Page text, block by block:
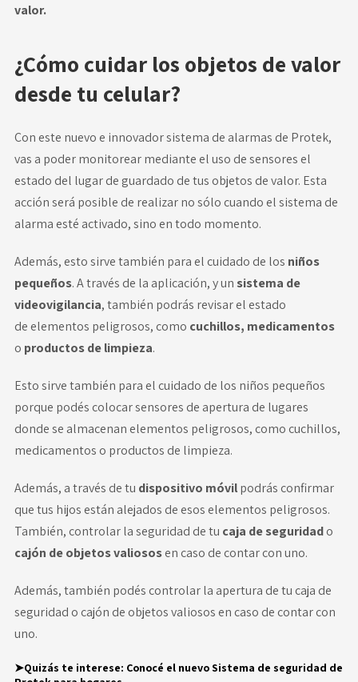
valor.
¿Cómo cuidar los objetos de valor
desde tu celular?
Con este nuevo e innovadorsistema de alarmas de Protek,
vas a poder monitorear mediante el uso de sensores el
estado del lugar de guardado de tus objetos de valor. Esta
acción será posible de realizar no sólo cuando el sistema de
alarma esté activado, sino en todo momento.
Además, esto sirve también para el cuidado de los niños
pequeños. A través de la aplicación, y un sistema de
videovigilancia, también podrás revisar el estado
de elementos peligrosos, como cuchillos, medicamentos
o productos de limpieza.
Esto sirve también para el cuidado de los niños pequeños
porque podés colocar sensores de apertura de lugares
donde se almacenan elementos peligrosos, como cuchillos,
medicamentos o productos de limpieza.
Además, a través de tu dispositivo móvilpodrás confirmar
que tus hijos están alejados de esos elementos peligrosos.
También, controlar la seguridad de tu caja de seguridado
cajón deobjetos valiososen caso de contar con uno.
Además, también podés controlar la apertura de tu caja de
seguridad o cajón de objetos valiosos en caso de contar con
uno.
➤Quizás te interese: Conocé el nuevo Sistema de seguridad de